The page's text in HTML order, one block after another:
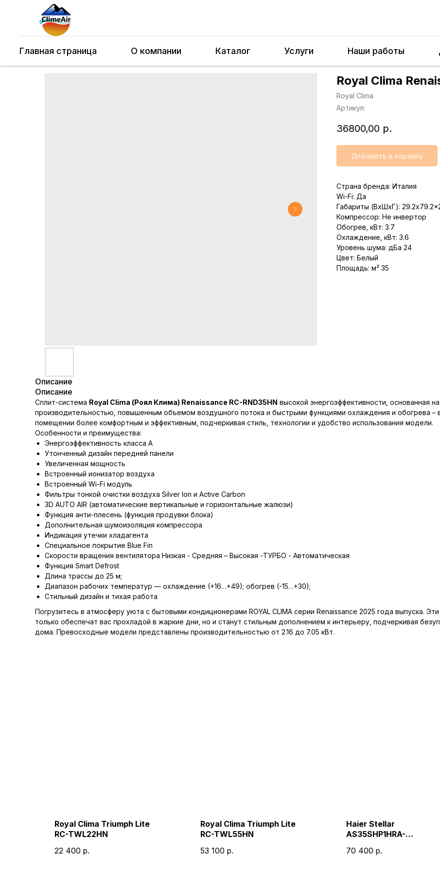
Главная страница О компании Каталог Услуги Наши работы
Royal Clima
Royal Clima
Артикул:
36800,00 р.
Добавить в корзину
Страна бренда: Италия
Wi-Fi: Да
Габариты (ВхШхГ):
Компрессор: Не инвертор
Обогрев, кВт: 3.7
Охлаждение, кВт: 3.6
Уровень шума: дБа 24
Цвет: Белый
Площадь: м² 35
Описание
Описание
Сплит-система Royal Clima (Роял Клима) Renaissance RC-RND35HN высокой энергоэффективности, основанная
производительностью, повышенным объемом воздушного потока и быстрыми функциями охлаждения и обогрева –
помещении более комфортным и эффективным, подчеркивая стиль, технологии и удобство использования модели.
Особенности и преимущества:
Энергоэффективность класса А
Утонченный дизайн передней панели
Увеличенная мощность
Встроенный ионизатор воздуха
Встроенный Wi-Fi модуль
Фильтры тонкой очистки воздуха Silver Ion и Active Carbon
3D AUTO AIR (автоматические вертикальные и горизонтальные жалюзи)
Функция анти-плесень (функция продувки блока)
Дополнительная шумоизоляция компрессора
Индикация утечки хладагента
Специальное покрытие Blue Fin
Скорости вращения вентилятора Низкая - Средняя – Высокая -ТУРБО - Автоматическая
Функция Smart Defrost
Длина трассы до 25 м;
Диапазон рабочих температур — охлаждение (+16…+49); обогрев (-15…+30);
Стильный дизайн и тихая работа
Погрузитесь в атмосферу уюта с бытовыми кондиционерами ROYAL CLIMA серии Renaissance 2025 года выпуска.
только обеспечат вас прохладой в жаркие дни, но и станут стильным дополнением к интерьеру, подчеркивая
дома. Превосходные модели представлены производительностью от 2.16 до 7.05 кВт.
Royal Clima Triumph Lite
RC-TWL22HN
22 400 р.
Royal Clima Triumph Lite
RC-TWL55HN
53 100 р.
Haier Stellar
AS35SHP1HRA-
70 400 р.